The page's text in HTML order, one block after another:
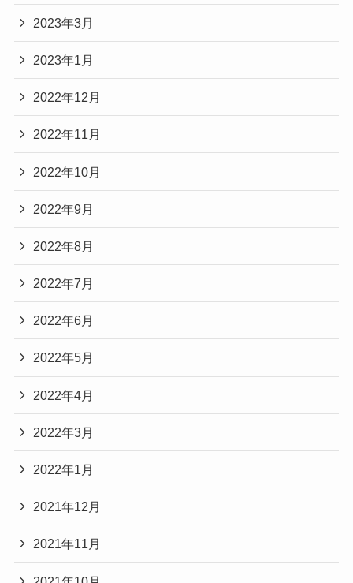
2023年3月
2023年1月
2022年12月
2022年11月
2022年10月
2022年9月
2022年8月
2022年7月
2022年6月
2022年5月
2022年4月
2022年3月
2022年1月
2021年12月
2021年11月